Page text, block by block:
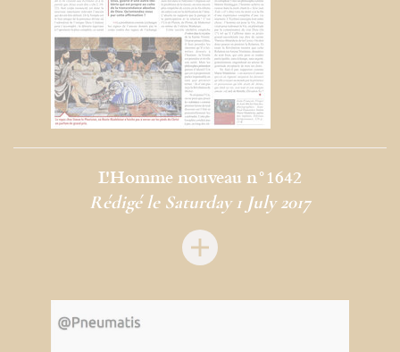
L'Homme nouveau n°1642
Rédigé le Saturday 1 July 2017